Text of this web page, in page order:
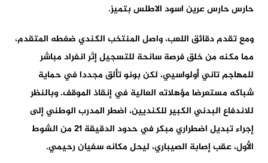
حارس حارس عرين اسود الاطلس بتميز.
ومع تقدم دقائق اللعب، واصل المنتخب الكندي ضغطه المتقدم،
مما مكنه من خلق فرصة سانحة للتسجيل إثر انفراد مباشر
للمهاجم تاني أولواسيي، لكن بونو تألق مجددا في حماية
شباكه مستعرضا مؤهلاته العالية في إنقاذ الموقف. وبالنظر
للاندفاع البدني الكبير للكنديين، اضطر المدرب الوطني إلى
إجراء تبديل اضطراري مبكر في حدود الدقيقة 21 من الشوط
الأول، عقب إصابة الصيباري، ليحل مكانه سفيان رحيمي.